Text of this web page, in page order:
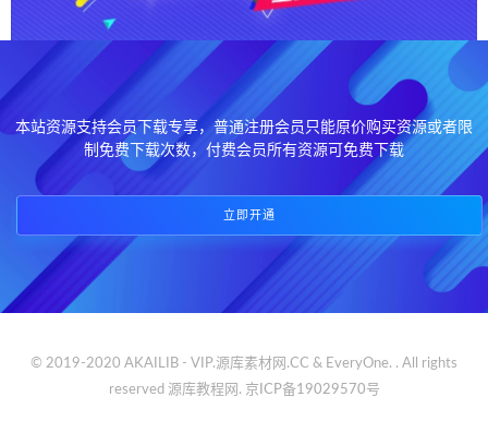
本站资源支持会员下载专享，普通注册会员只能原价购买资源或者限
制免费下载次数，付费会员所有资源可免费下载
立即开通
© 2019-2020 AKAILIB - VIP.源库素材网.CC & EveryOne. . All rights
reserved 源库教程网. 京ICP备19029570号